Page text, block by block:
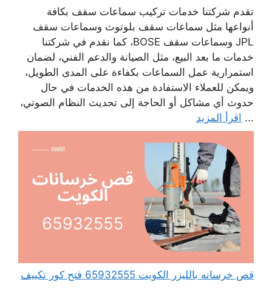
تقدم شركتنا خدمات تركيب سماعات سقف بكافة
أنواعها مثل سماعات سقف بلوتوث وسماعات سقف
JPL وسماعات سقف BOSE، كما نقدم في شركتنا
خدمات ما بعد البيع، مثل الصيانة والدعم الفني، لضمان
استمرارية عمل السماعات بكفاءة على المدى الطويل،
ويمكن للعملاء الاستفادة من هذه الخدمات في حال
حدوث أي مشاكل أو الحاجة إلى تحديث النظام الصوتي،
... اقرأ المزيد
قص خرسانه بالليزر الكويت 65932555 فتح كور تكييف